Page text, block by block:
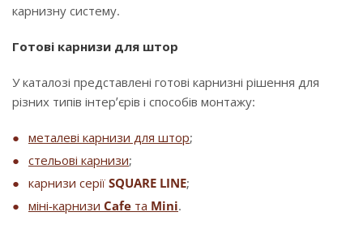
карнизну систему.
Готові карнизи для штор
У каталозі представлені готові карнизні рішення для
різних типів інтер’єрів і способів монтажу:
металеві карнизи для штор;
стельові карнизи;
карнизи серії SQUARE LINE;
міні-карнизи Cafe та Mini.